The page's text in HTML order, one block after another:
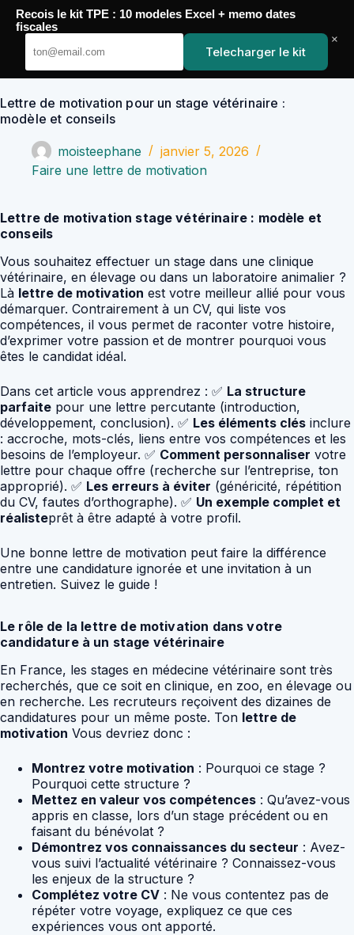
Passer
contenu
YoupiJobs
Lettre de motivation pour un stage vétérinaire :
modèle et conseils
moisteephane
janvier 5, 2026
Faire une lettre de motivation
Lettre de motivation stage vétérinaire : modèle et
conseils
Vous souhaitez effectuer un stage dans une clinique
vétérinaire, en élevage ou dans un laboratoire animalier ?
Là lettre de motivation est votre meilleur allié pour vous
démarquer. Contrairement à un CV, qui liste vos
compétences, il vous permet de raconter votre histoire,
d’exprimer votre passion et de montrer pourquoi vous
êtes le candidat idéal.
Dans cet article vous apprendrez : ✅ La structure
parfaite pour une lettre percutante (introduction,
développement, conclusion). ✅ Les éléments clés inclure
: accroche, mots-clés, liens entre vos compétences et les
besoins de l’employeur. ✅ Comment personnaliser votre
lettre pour chaque offre (recherche sur l’entreprise, ton
approprié). ✅ Les erreurs à éviter (généricité, répétition
du CV, fautes d’orthographe). ✅ Un exemple complet et
réalisteprêt à être adapté à votre profil.
Une bonne lettre de motivation peut faire la différence
entre une candidature ignorée et une invitation à un
entretien. Suivez le guide !
Le rôle de la lettre de motivation dans votre
candidature à un stage vétérinaire
En France, les stages en médecine vétérinaire sont très
recherchés, que ce soit en clinique, en zoo, en élevage ou
en recherche. Les recruteurs reçoivent des dizaines de
candidatures pour un même poste. Ton lettre de
motivation Vous devriez donc :
Montrez votre motivation : Pourquoi ce stage ?
Pourquoi cette structure ?
Mettez en valeur vos compétences : Qu’avez-vous
appris en classe, lors d’un stage précédent ou en
faisant du bénévolat ?
Démontrez vos connaissances du secteur : Avez-
vous suivi l’actualité vétérinaire ? Connaissez-vous
les enjeux de la structure ?
Complétez votre CV : Ne vous contentez pas de
répéter votre voyage, expliquez ce que ces
expériences vous ont apporté.
Recois le kit TPE : 10 modeles Excel + memo dates
fiscales
Telecharger le kit
×